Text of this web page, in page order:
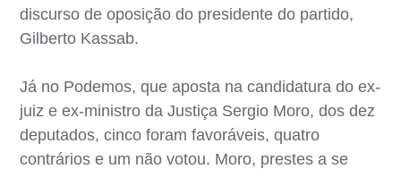
discurso de oposição do presidente do partido,
Gilberto Kassab.
Já no Podemos, que aposta na candidatura do ex-
juiz e ex-ministro da Justiça Sergio Moro, dos dez
deputados, cinco foram favoráveis, quatro
contrários e um não votou. Moro, prestes a se